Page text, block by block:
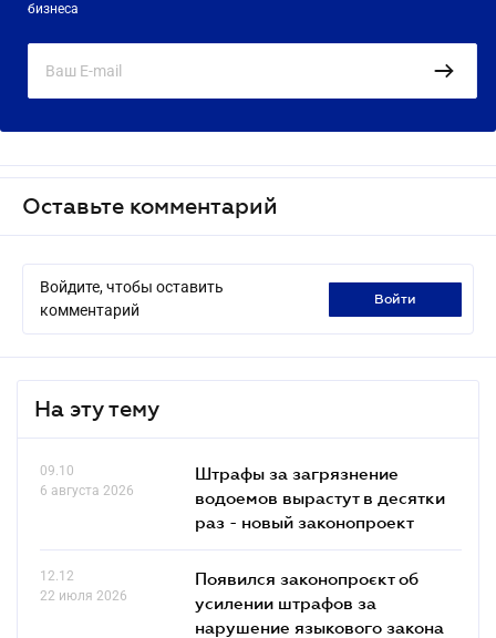
бизнеса
Оставьте комментарий
Войдите, чтобы оставить
комментарий
войти
На эту тему
09.10
6 августа 2026
Штрафы за загрязнение
водоемов вырастут в десятки
раз - новый законопроект
12.12
22 июля 2026
Появился законопроєкт об
усилении штрафов за
нарушение языкового закона